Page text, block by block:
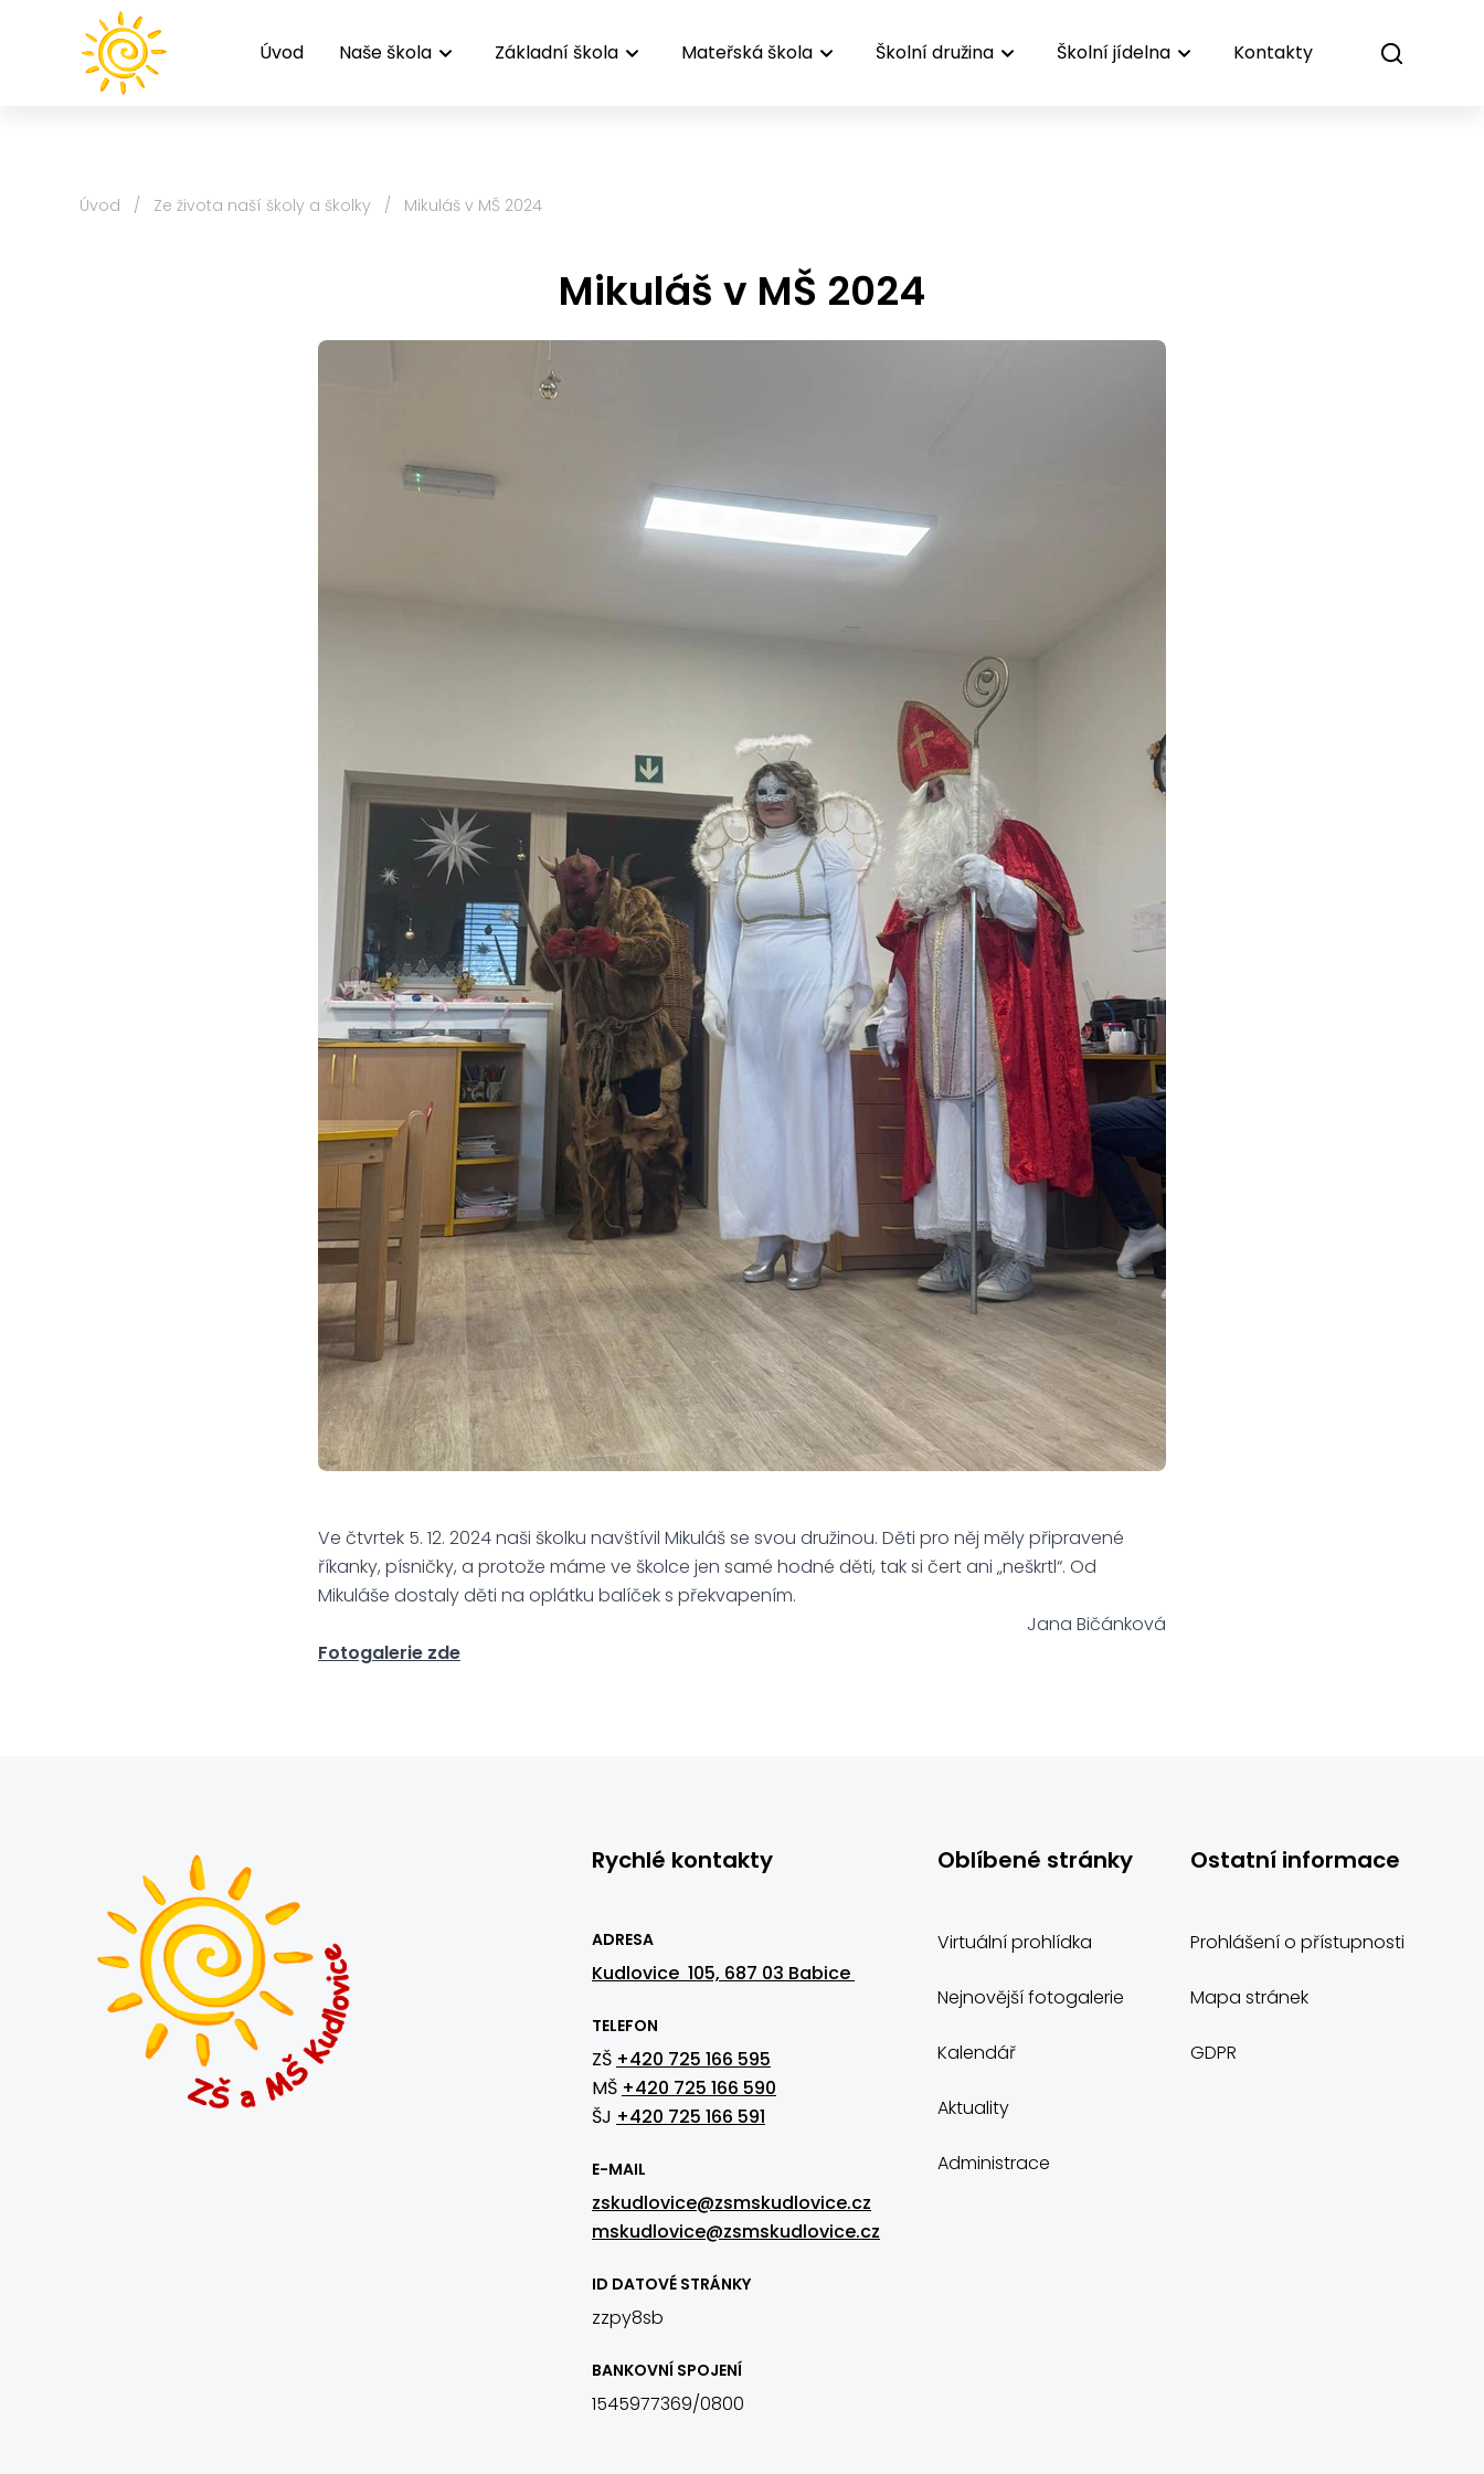
Úvod Naše škola Základní škola Mateřská škola Školní družina Školní jídelna Kontakty
Úvod / Ze života naší školy a školky / Mikuláš v MŠ 2024
Mikuláš v MŠ 2024
Ve čtvrtek 5. 12. 2024 naši školku navštívil Mikuláš se svou družinou. Děti pro něj měly připravené
říkanky, písničky, a protože máme ve školce jen samé hodné děti, tak si čert ani „neškrtl“. Od
Mikuláše dostaly děti na oplátku balíček s překvapením.
Jana Bičánková
Fotogalerie zde
Rychlé kontakty
ADRESA
Kudlovice 105, 687 03 Babice
TELEFON
ZŠ +420 725 166 595
MŠ +420 725 166 590
ŠJ +420 725 166 591
E-MAIL
zskudlovice@zsmskudlovice.cz
mskudlovice@zsmskudlovice.cz
ID DATOVÉ STRÁNKY
zzpy8sb
BANKOVNÍ SPOJENÍ
1545977369/0800
Oblíbené stránky
Virtuální prohlídka
Nejnovější fotogalerie
Kalendář
Aktuality
Administrace
Ostatní informace
Prohlášení o přístupnosti
Mapa stránek
GDPR